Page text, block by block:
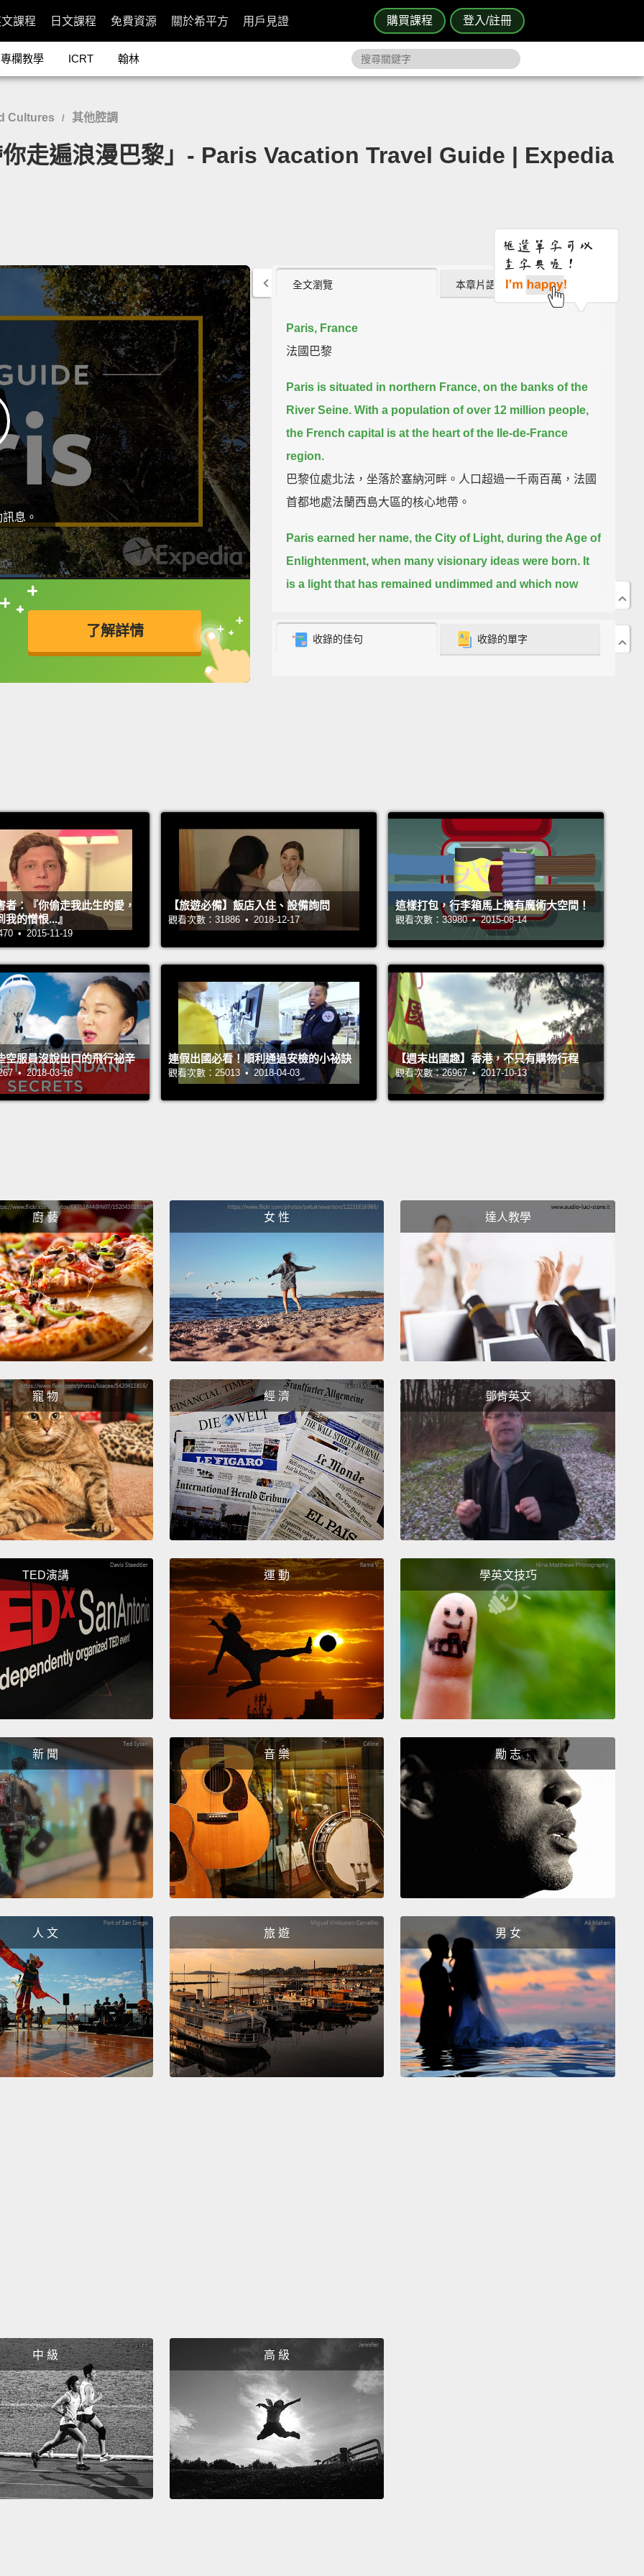
購買課程 登入/註冊
課程 日文課程 免費資源 關於希平方 用戶見證
專欄教學 ICRT 翰林
Cultures / 其他腔調
走遍浪漫巴黎」- Paris Vacation Travel Guide | Expedia
息。
了解詳情
接查字典喔！
英
全文瀏覽 本章片語 (0)
Paris, France
法國巴黎
Paris is situated in northern France, on the banks of the
River Seine. With a population of over 12 million people,
the French capital is at the heart of the Ile-de-France
region.
巴黎位處北法，坐落於塞納河畔。人口超過一千兩百萬，法國
首都地處法蘭西島大區的核心地帶。
Paris earned her name, the City of Light, during the Age of
Enlightenment, when many visionary ideas were born. It
is a light that has remained undimmed and which now
visited city in all the world.
巴黎素有「光明之城」的美稱，得自於造就許多創意思想的啟
你可以輕輕鬆鬆搭乘地鐵、計程車或騎腳踏車探索巴黎這個城
市，但想發現她的魅力，徒步旅行是最棒的。巴黎的各個景點
離得都不遠。那景點跟景點之間呢？其實，僅僅走在巴黎街
頭，就是在漫遊巴黎明信片上的美好風景圖。
The engine room of Paris is Ile-de-France. This modern
Paris is designed for living even when at work.
法蘭西島大區是巴黎的引擎艙。這是個現代商業區，充滿燈光
與藝術，在在證明了巴黎的存在是為了生活，而非工作。
From the futuristic Grande Arche at Ile-de-France, the six-
mile-long Historic Axis of Paris leads us back into
France's grand past.
center of Place Charles de Gaulle
and offers commanding
views of the 12 grand avenues, which radiate outwards
like a star.
舊時拿破崙下令興建的凱旋門則矗立於戴高樂廣場，遊客在此
能居高臨下俯視如星一般呈放射狀的十二條大道。
From the Arc de Triomphe, the Champs-Elysees
continues along the Historic Axis. This grand avenue is
where Parisians come to dine, shop, enjoy the theater,
and to celebrate life.
你也可以沿著歷史軸線一路從凱旋門走上宏偉的香榭麗舍大
道。這裡是巴黎人吃飯、購物、觀賞戲劇、讚頌生命的地方。
Gradually opening into formal gardens and majestic
buildings, the Champs-Elysees emerges into the largest
square in Paris, the Place de la Concorde.
順著香榭麗舍大道前進，莊重的花園和雄偉的建築將慢慢映入
眼簾，這是巴黎最大的廣場－－協和廣場。
Just a short stroll away is the world's greatest treasure
house of art, the Musee du Louvre.
Once a 14th-century
palace, today the Louvre is the most-visited art gallery in
the world. With over 35,000 artworks, her most famous
residents are the Mona Lisa and the Venus de Milo.
But be
antiquities is simply too vast to explore in just one day.
再多往前走幾步路，就能抵達世界上最大的藝術寶庫－－羅浮
宮。羅浮宮在 14 世紀曾為宮殿，如今是全世界參觀人數最多
的藝術館。收藏有超過 3,5000 件藝術藏品，其中又以《蒙娜
麗莎》畫作和《米羅的維納斯》雕像最為人所知。但別說沒提
醒，羅浮宮收藏了太多珍貴的藝術作品和古董，一天時間是看
不完的。
Not far from the Musee du Louvre stands the Centre
Pompidou, displaying the largest collection of modern art
in Europe. Parisians are still debating whether this radical
design is the vision of a madman or a genius.
離羅浮宮不遠處，佇立著龐畢度藝術中心，這是歐洲最具規模
的當代藝術作品展館。巴黎人至今仍爭論著此展館的極端設計
究竟出自瘋子還是天才之手。
and over 100 statues and fountains,
grab a deck chair and play the "Parisian at rest."
巴黎人認為人們應當盡情享受人生。盧森堡公園中有座巨大水
池，還有果林和超過 100 座的雕像和噴泉，很適合坐在一張躺
椅上扮演一回「休憩中的巴黎人」。
Nothing says Paris like the Eiffel Tower.
be seen from all over the city.
收錄的佳句 收錄的單字
者：『你偷走我此生的愛，
的憎恨...』
• 2015-11-19
【旅遊必備】飯店入住、設備詢問
觀看次數：31886 • 2018-12-17
這樣打包，行李箱馬上擁有魔術大空間！
觀看次數：33980 • 2015-08-14
空服員沒說出口的飛行祕辛
• 2018-03-16
連假出國必看！順利通過安檢的小祕訣
觀看次數：25013 • 2018-04-03
【週末出國趣】香港，不只有購物行程
觀看次數：26967 • 2017-10-13
廚 藝 女 性 達人教學
寵 物 經 濟 鄧肯英文
TED演講 運 動 學英文技巧
新 聞 音 樂 勵 志
人 文 旅 遊 男 女
中 級 高 級